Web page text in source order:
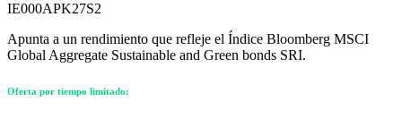
IE000APK27S2
Apunta a un rendimiento que refleje el Índice Bloomberg MSCI
Global Aggregate Sustainable and Green bonds SRI.
Oferta por tiempo limitado: